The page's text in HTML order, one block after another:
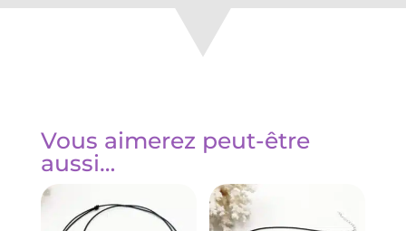
Vous aimerez peut-être
aussi…